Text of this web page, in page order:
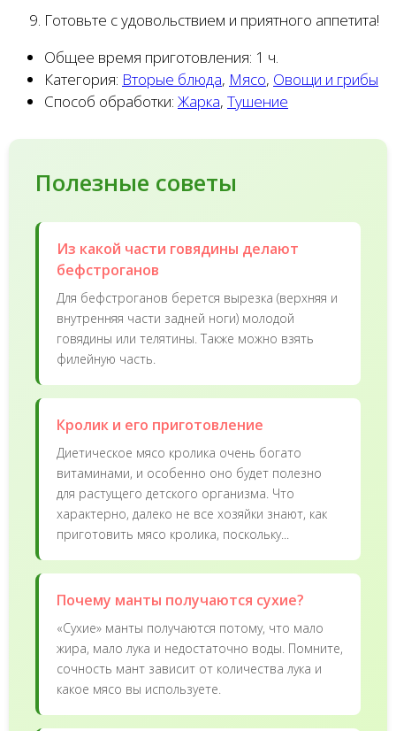
Готовьте с удовольствием и приятного аппетита!
Общее время приготовления: 1 ч.
Категория: Вторые блюда, Мясо, Овощи и грибы
Способ обработки: Жарка, Тушение
Полезные советы
Из какой части говядины делают
бефстроганов
Для бефстроганов берется вырезка (верхняя и
внутренняя части задней ноги) молодой
говядины или телятины. Также можно взять
филейную часть.
Кролик и его приготовление
Диетическое мясо кролика очень богато
витаминами, и особенно оно будет полезно
для растущего детского организма. Что
характерно, далеко не все хозяйки знают, как
приготовить мясо кролика, поскольку...
Почему манты получаются сухие?
«Сухие» манты получаются потому, что мало
жира, мало лука и недостаточно воды. Помните,
сочность мант зависит от количества лука и
какое мясо вы используете.